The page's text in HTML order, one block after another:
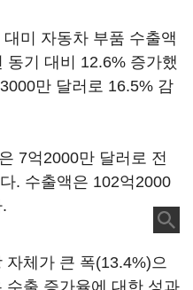
미 자동차 부품 수출액
동기 대비 12.6% 증가했
만 달러로 16.5% 감
7억2000만 달러로 전
. 수출액은 102억2000
자체가 큰 폭(13.4%)으
수출 증가율에 대한 성과